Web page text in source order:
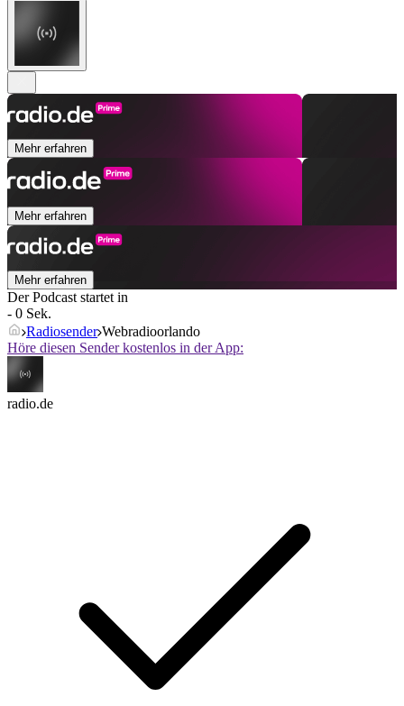
Mehr erfahren
Mehr erfahren
Mehr erfahren
Der Podcast startet in
- 0 Sek.
Radiosender Webradioorlando
Höre diesen Sender kostenlos in der App:
radio.de